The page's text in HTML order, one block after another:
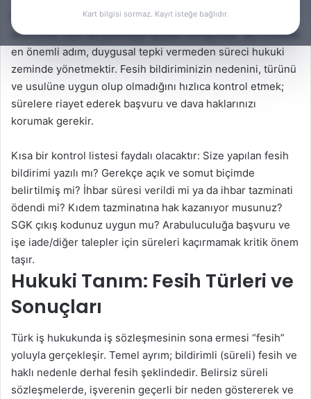
Kart bilgisi sormaz. Kayıt isteğe bağlıdır.
İş sözleşmesinin sona erdirilmesi çalışan için hem
ekonomik hem de psikolojik açıdan zorlayıcıdır. Bu noktada
en önemli adım, duygusal tepki vermeden süreci hukuki
zeminde yönetmektir. Fesih bildiriminizin nedenini, türünü
ve usulüne uygun olup olmadığını hızlıca kontrol etmek;
sürelere riayet ederek başvuru ve dava haklarınızı
korumak gerekir.
Kısa bir kontrol listesi faydalı olacaktır: Size yapılan fesih
bildirimi yazılı mı? Gerekçe açık ve somut biçimde
belirtilmiş mi? İhbar süresi verildi mi ya da ihbar tazminati
ödendi mi? Kıdem tazminatına hak kazanıyor musunuz?
SGK çıkış kodunuz uygun mu? Arabuluculuğa başvuru ve
işe iade/diğer talepler için süreleri kaçırmamak kritik önem
taşır.
Hukuki Tanım: Fesih Türleri ve
Sonuçları
Türk iş hukukunda iş sözleşmesinin sona ermesi “fesih”
yoluyla gerçekleşir. Temel ayrım; bildirimli (süreli) fesih ve
haklı nedenle derhal fesih şeklindedir. Belirsiz süreli
sözleşmelerde, işverenin geçerli bir neden göstererek ve